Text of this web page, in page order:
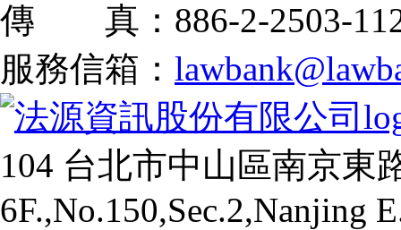
傳 真：886-2-2503-
服務信箱：
104 台北市中山區南京東
6F.,No.150,Sec.2,Nanjing